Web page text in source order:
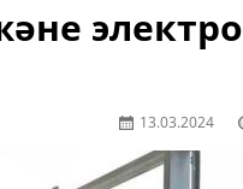
электро
13.03.2024